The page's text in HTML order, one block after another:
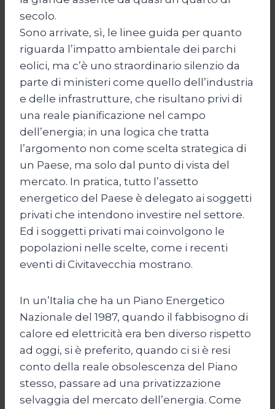
secolo.
Sono arrivate, sì, le linee guida per quanto
riguarda l’impatto ambientale dei parchi
eolici, ma c’è uno straordinario silenzio da
parte di ministeri come quello dell’industria
e delle infrastrutture, che risultano privi di
una reale pianificazione nel campo
dell’energia; in una logica che tratta
l’argomento non come scelta strategica di
un Paese, ma solo dal punto di vista del
mercato. In pratica, tutto l’assetto
energetico del Paese è delegato ai soggetti
privati che intendono investire nel settore.
Ed i soggetti privati mai coinvolgono le
popolazioni nelle scelte, come i recenti
eventi di Civitavecchia mostrano.
In un’Italia che ha un Piano Energetico
Nazionale del 1987, quando il fabbisogno di
calore ed elettricità era ben diverso rispetto
ad oggi, si è preferito, quando ci si è resi
conto della reale obsolescenza del Piano
stesso, passare ad una privatizzazione
selvaggia del mercato dell’energia. Come